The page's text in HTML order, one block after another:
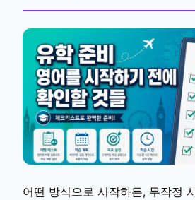
어떤 방식으로 시작하든, 무작정